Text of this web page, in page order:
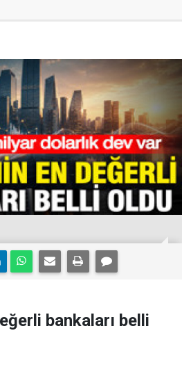
bankaları belli